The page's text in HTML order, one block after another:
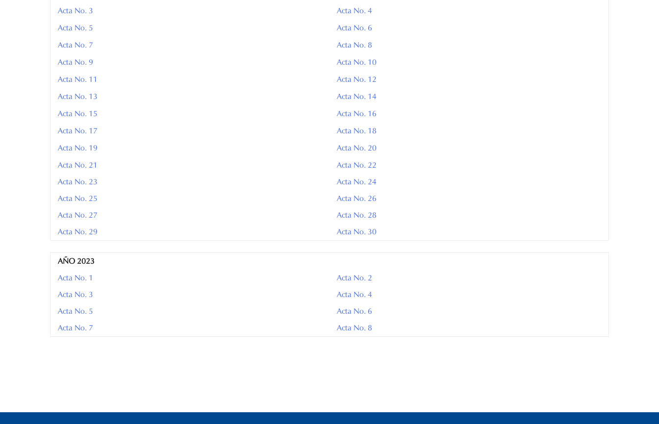
Acta No. 3
Acta No. 4
Acta No. 5
Acta No. 6
Acta No. 7
Acta No. 8
Acta No. 9
Acta No. 10
Acta No. 11
Acta No. 12
Acta No. 13
Acta No. 14
Acta No. 15
Acta No. 16
Acta No. 17
Acta No. 18
Acta No. 19
Acta No. 20
Acta No. 21
Acta No. 22
Acta No. 23
Acta No. 24
Acta No. 25
Acta No. 26
Acta No. 27
Acta No. 28
Acta No. 29
Acta No. 30
AÑO 2023
Acta No. 1
Acta No. 2
Acta No. 3
Acta No. 4
Acta No. 5
Acta No. 6
Acta No. 7
Acta No. 8